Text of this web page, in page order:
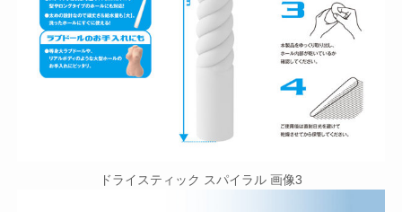
ドライスティック スパイラル 画像3